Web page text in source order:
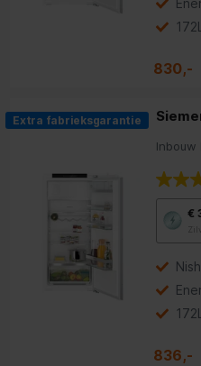
voor
830,-
Extra fabrieksgarantie
Inbouw
€
voor
836,-